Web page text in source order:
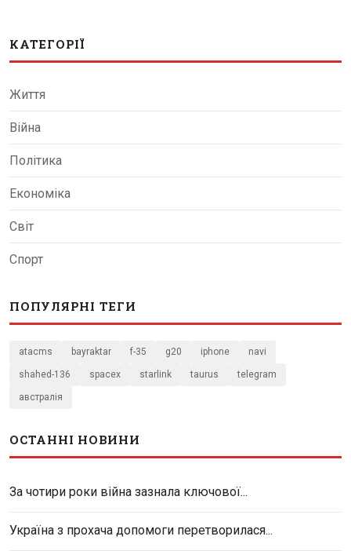
КАТЕГОРІЇ
Життя
Війна
Політика
Економіка
Світ
Спорт
ПОПУЛЯРНІ ТЕГИ
atacms bayraktar f-35 g20 iphone navi
shahed-136 spacex starlink taurus telegram
австралія
ОСТАННІ НОВИНИ
За чотири роки війна зазнала ключової...
Україна з прохача допомоги перетворилася...